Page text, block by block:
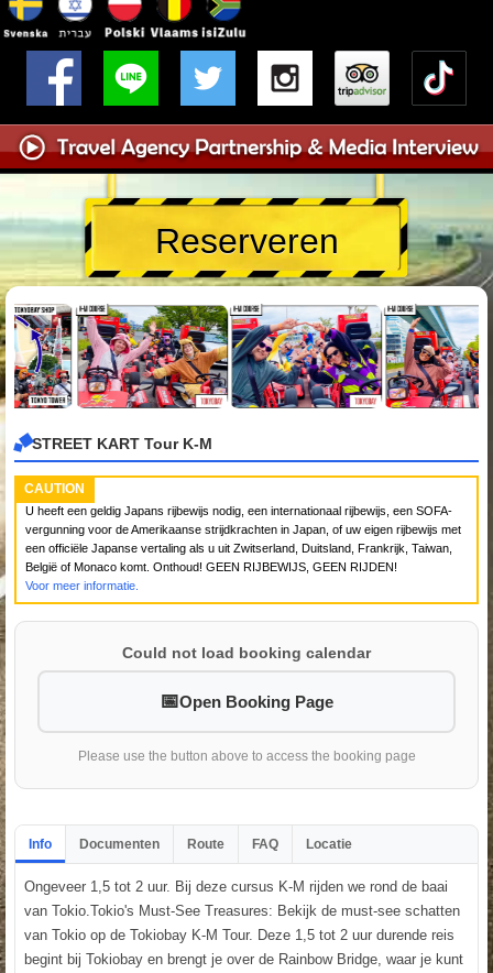
Reserveren
STREET KART Tour K-M
CAUTION
U heeft een geldig Japans rijbewijs nodig, een internationaal rijbewijs, een SOFA-
vergunning voor de Amerikaanse strijdkrachten in Japan, of uw eigen rijbewijs met
een officiële Japanse vertaling als u uit Zwitserland, Duitsland, Frankrijk, Taiwan,
België of Monaco komt. Onthoud! GEEN RIJBEWIJS, GEEN RIJDEN!
Voor meer informatie.
Could not load booking calendar
Open Booking Page
Please use the button above to access the booking page
Info Documenten Route FAQ Locatie
Ongeveer 1,5 tot 2 uur. Bij deze cursus K-M rijden we rond de baai
van Tokio.Tokio's Must-See Treasures: Bekijk de must-see schatten
van Tokio op de Tokiobay K-M Tour. Deze 1,5 tot 2 uur durende reis
begint bij Tokiobay en brengt je over de Rainbow Bridge, waar je kunt